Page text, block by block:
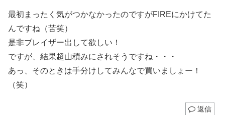
最初まったく気がつかなかったのですがFIREにかけてた
んですね（苦笑）
是非ブレイザー出して欲しい！
ですが、結果超山積みにされそうですね・・・
あっ、そのときは手分けしてみんなで買いましょー！
（笑）
返信